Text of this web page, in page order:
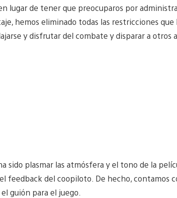
lugar de tener que preocuparos por
hemos eliminado todas las restricciones que
y disfrutar del combate y disparar a otros
sido plasmar las atmósfera y el tono de la
feedback del coopiloto. De hecho, contamos
guión para el juego.